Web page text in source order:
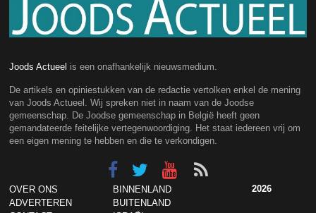
Joods Actueel is een onafhankelijk nieuwsmedium.
De artikels en opiniestukken van de redactie vertolken enkel de mening
van Joods Actueel. Wij spreken niet in naam van de Joodse
gemeenschap. De Joodse gemeenschap in België heeft geen
gemandateerde feitelijke vertegenwoordiging. Het staat iedereen vrij om
een eigen mening te hebben en die te verkondigen.
OVER ONS
ADVERTEREN
BINNENLAND
BUITENLAND
2026